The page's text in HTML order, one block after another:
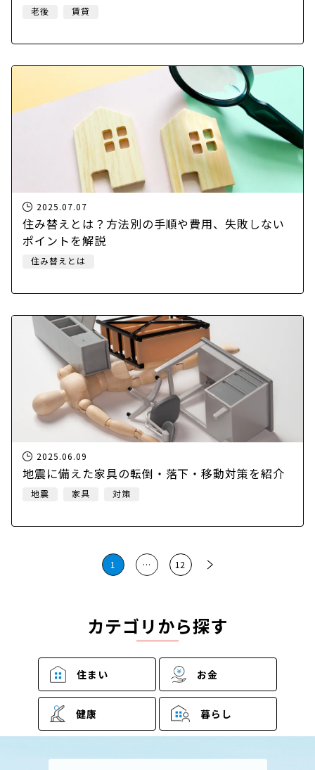
老後 賃貸
2025.07.07
住み替えとは？方法別の手順や費用、失敗しない
ポイントを解説
住み替えとは
2025.06.09
地震に備えた家具の転倒・落下・移動対策を紹介
地震 家具 対策
投
の
ペ
ー
ジ
送
り
1 … 12
カテゴリから探す
住まい お金
健康 暮らし